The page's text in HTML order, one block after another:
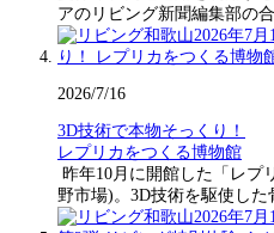
アのリビング新聞編集部の
2026/7/16
3D技術で本物そっくり！
レプリカをつくる博物館
昨年10月に開館した「レプ
野市場)。3D技術を駆使し